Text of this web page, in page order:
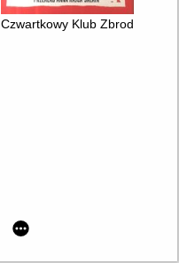
Czwartkowy Klub Zbrodni